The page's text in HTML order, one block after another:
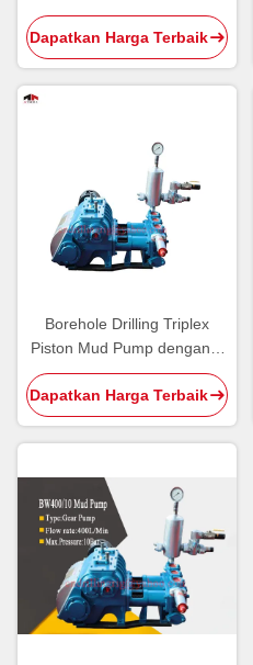
Diesel / Hidrolik / Electric
Powered
Dapatkan Harga Terbaik
Borehole Drilling Triplex
Piston Mud Pump dengan 3
Bore dan 4 Gear Speed
Dapatkan Harga Terbaik